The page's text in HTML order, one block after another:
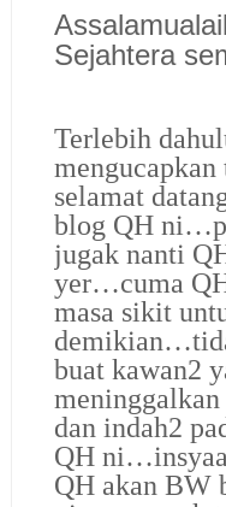
Sejahtera
Terlebih
selamat
blog QH
jugak nanti
yer…cuma
masa sikit
buat kawan2
dan indah2
QH
QH akan BW